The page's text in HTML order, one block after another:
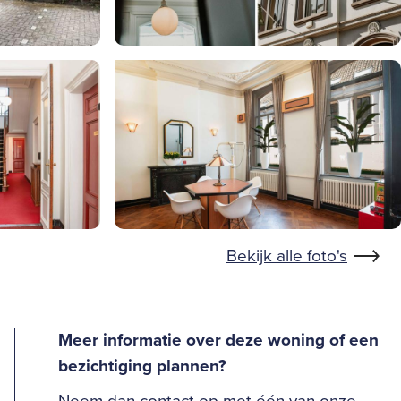
Bekijk alle foto's
Meer informatie over deze woning of een
bezichtiging plannen?